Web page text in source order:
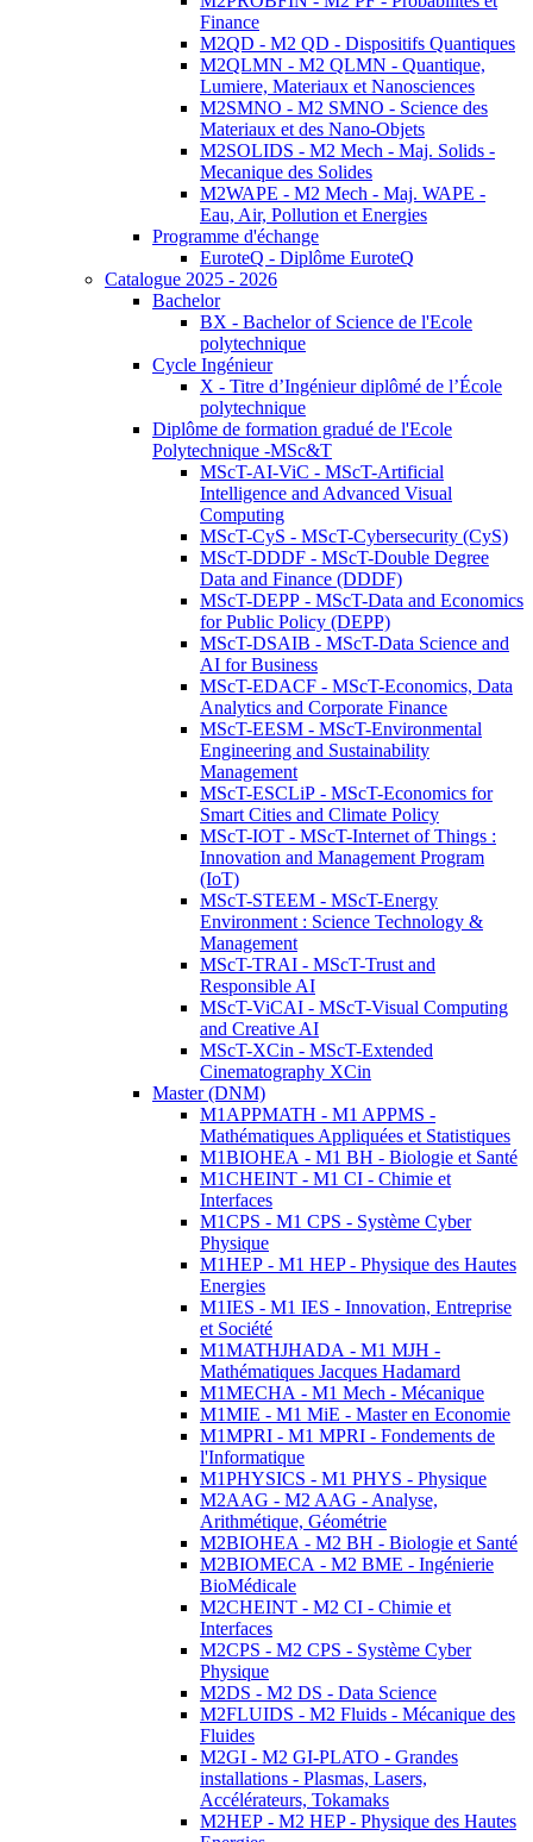
Finance
M2QD - M2 QD - Dispositifs Quantiques
M2QLMN - M2 QLMN - Quantique,
Lumiere, Materiaux et Nanosciences
M2SMNO - M2 SMNO - Science des
Materiaux et des Nano-Objets
M2SOLIDS - M2 Mech - Maj. Solids -
Mecanique des Solides
M2WAPE - M2 Mech - Maj. WAPE -
Eau, Air, Pollution et Energies
Programme d'échange
EuroteQ - Diplôme EuroteQ
Catalogue 2025 - 2026
Bachelor
BX - Bachelor of Science de l'Ecole
polytechnique
Cycle Ingénieur
X - Titre d’Ingénieur diplômé de l’École
polytechnique
Diplôme de formation gradué de l'Ecole
Polytechnique -MSc&T
MScT-AI-ViC - MScT-Artificial
Intelligence and Advanced Visual
Computing
MScT-CyS - MScT-Cybersecurity (CyS)
MScT-DDDF - MScT-Double Degree
Data and Finance (DDDF)
MScT-DEPP - MScT-Data and Economics
for Public Policy (DEPP)
MScT-DSAIB - MScT-Data Science and
AI for Business
MScT-EDACF - MScT-Economics, Data
Analytics and Corporate Finance
MScT-EESM - MScT-Environmental
Engineering and Sustainability
Management
MScT-ESCLiP - MScT-Economics for
Smart Cities and Climate Policy
MScT-IOT - MScT-Internet of Things :
Innovation and Management Program
(IoT)
MScT-STEEM - MScT-Energy
Environment : Science Technology &
Management
MScT-TRAI - MScT-Trust and
Responsible AI
MScT-ViCAI - MScT-Visual Computing
and Creative AI
MScT-XCin - MScT-Extended
Cinematography XCin
Master (DNM)
M1APPMATH - M1 APPMS -
Mathématiques Appliquées et Statistiques
M1BIOHEA - M1 BH - Biologie et Santé
M1CHEINT - M1 CI - Chimie et
Interfaces
M1CPS - M1 CPS - Système Cyber
Physique
M1HEP - M1 HEP - Physique des Hautes
Energies
M1IES - M1 IES - Innovation, Entreprise
et Société
M1MATHJHADA - M1 MJH -
Mathématiques Jacques Hadamard
M1MECHA - M1 Mech - Mécanique
M1MIE - M1 MiE - Master en Economie
M1MPRI - M1 MPRI - Fondements de
l'Informatique
M1PHYSICS - M1 PHYS - Physique
M2AAG - M2 AAG - Analyse,
Arithmétique, Géométrie
M2BIOHEA - M2 BH - Biologie et Santé
M2BIOMECA - M2 BME - Ingénierie
BioMédicale
M2CHEINT - M2 CI - Chimie et
Interfaces
M2CPS - M2 CPS - Système Cyber
Physique
M2DS - M2 DS - Data Science
M2FLUIDS - M2 Fluids - Mécanique des
Fluides
M2GI - M2 GI-PLATO - Grandes
installations - Plasmas, Lasers,
Accélérateurs, Tokamaks
M2HEP - M2 HEP - Physique des Hautes